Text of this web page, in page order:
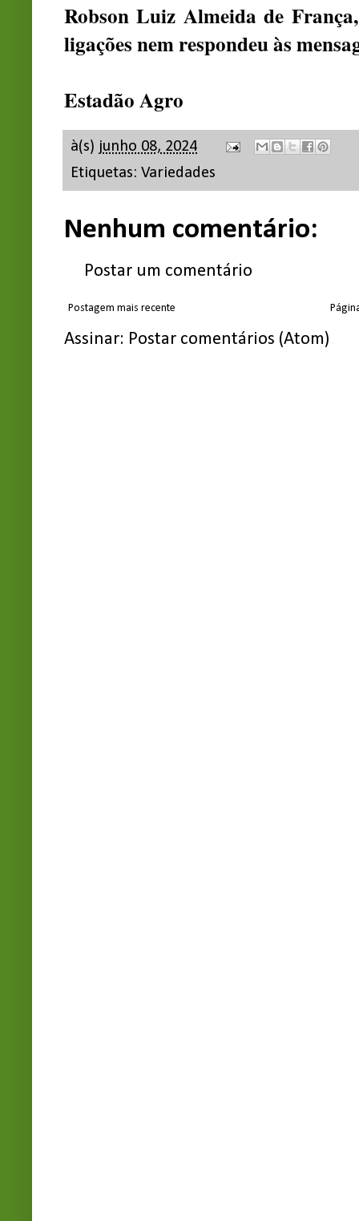
Robson Luiz Almeida de
ligações nem respondeu às
Estadão Agro
à(s) junho 08, 2024
Etiquetas: Variedades
Nenhum comentário:
Postar um comentário
Postagem mais recente
Assinar: Postar comentários (Atom)